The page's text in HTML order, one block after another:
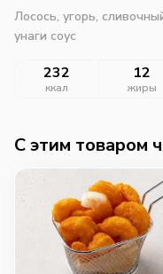
Лосось, угорь,
унаги соус
232
ккал
12
жиры
C этим товаром